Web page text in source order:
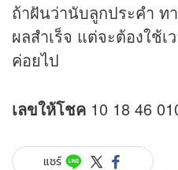
ถ้าฝันว่านับลูกประคำ ท
ผลสำเร็จ แต่จะต้องใช้
ค่อยไป
เลขให้โชค 10 18 46
แชร์